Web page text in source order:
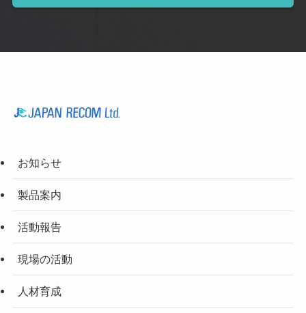
お知らせ
製品案内
活動報告
現場の活動
人材育成